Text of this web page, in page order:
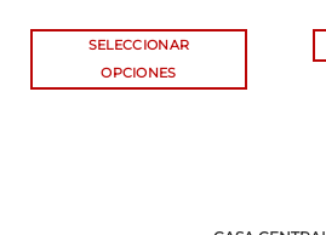
SELECCIONAR
OPCIONES